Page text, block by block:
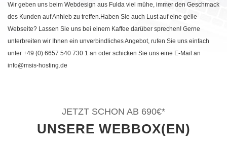
Wir geben uns beim Webdesign aus Fulda viel mühe, immer den Geschmack
des Kunden auf Anhieb zu treffen.Haben Sie auch Lust auf eine geile
Webseite? Lassen Sie uns bei einem Kaffee darüber sprechen! Gerne
unterbreiten wir Ihnen ein unverbindliches Angebot, rufen Sie uns einfach
unter +49 (0) 6657 540 730 1 an oder schicken Sie uns eine E-Mail an
info@msis-hosting.de
JETZT SCHON AB 690€*
UNSERE WEBBOX(EN)